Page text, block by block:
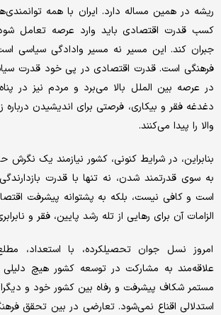
ریشه در همین مساله دارد. ایران با همه
کسب قدرت اقتصادی باید وارد عرصه تعامل
جبران کند. این مسیر نه مسیر وادادگی سیاسی
فرهنگی است. قدرت اقتصادی در پی خود قدرت
در عرصه‌ بین الملل بالا می‌برد و مردم نیز در
دغدغه فقر و بیکاری، فرصتی برای اندیشیدن
والا را پیدا می‌کنند.
بنابراین، در شرایط کنونی، کشور نیازمند یک نگرش
به سوی قدرتمند شدن، نه تنها با قدرت
است و کافی نیست، بلکه به پشتوانه پیشرفت
الزامات آن برای رهایی از تله رشد پایین، فقر و
امروز نسل جوان تحصیلکرده، با استعداد،
علاقه‌مند به مشارکت در توسعه کشور هیچ دلیلی
مستمر شکاف پیشرفت و رفاه بین کشور خود و
استدلالی اقناع نمی‌شود. تعارضی در بین تحقق